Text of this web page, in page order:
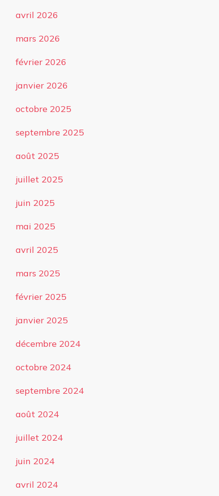
avril 2026
mars 2026
février 2026
janvier 2026
octobre 2025
septembre 2025
août 2025
juillet 2025
juin 2025
mai 2025
avril 2025
mars 2025
février 2025
janvier 2025
décembre 2024
octobre 2024
septembre 2024
août 2024
juillet 2024
juin 2024
avril 2024